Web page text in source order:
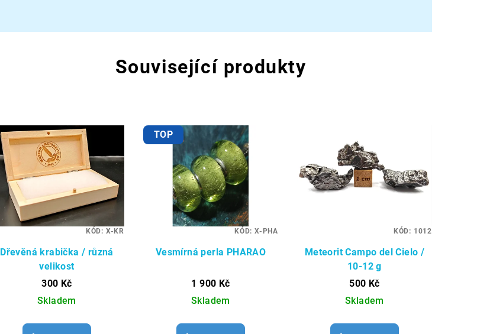
Související produkty
Dřevěná krabička / různá
velikost
300 Kč
Skladem
KÓD: X-KR
TOP
Vesmírná perla PHARAO
1 900 Kč
Skladem
KÓD: X-PHA
Meteorit Campo del Cielo /
10-12 g
500 Kč
Skladem
KÓD: 1012